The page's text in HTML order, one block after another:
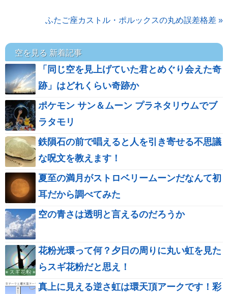
ふたご座カストル・ポルックスの丸め誤差格差 »
空を見る 新着記事
「同じ空を見上げていた君とめぐり会えた奇
跡」はどれくらい奇跡か
ポケモン サン＆ムーン プラネタリウムでブ
ラタモリ
鉄隕石の前で唱えると人を引き寄せる不思議
な呪文を教えます！
夏至の満月がストロベリームーンだなんて初
耳だから調べてみた
空の青さは透明と言えるのだろうか
花粉光環って何？夕日の周りに丸い虹を見た
らスギ花粉だと思え！
真上に見える逆さ虹は環天頂アークです！彩